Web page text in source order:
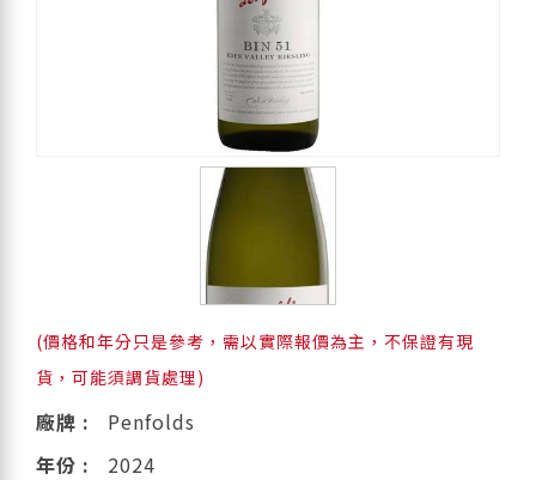
(價格和年分只是參考，需以實際報價為主，不保證有現
貨，可能須調貨處理)
廠牌 :
Penfolds
年份 :
2024